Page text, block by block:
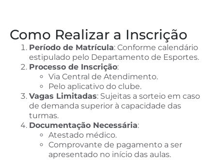
Como Realizar a Inscrição
Período de Matrícula: Conforme calendário
estipulado pelo Departamento de Esportes.
Processo de Inscrição:
Via Central de Atendimento.
Pelo aplicativo do clube.
Vagas Limitadas: Sujeitas a sorteio em caso
de demanda superior à capacidade das
turmas.
Documentação Necessária:
Atestado médico.
Comprovante de pagamento a ser
apresentado no início das aulas.